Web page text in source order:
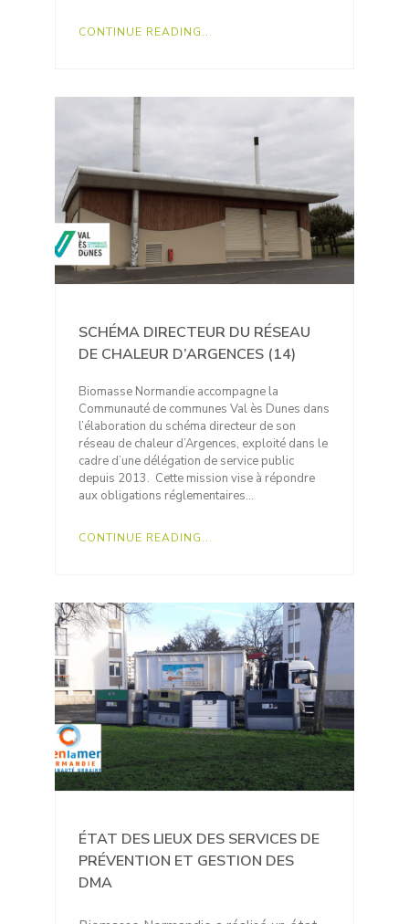
CONTINUE READING...
SCHÉMA DIRECTEUR DU RÉSEAU
DE CHALEUR D’ARGENCES (14)
Biomasse Normandie accompagne la
Communauté de communes Val ès Dunes dans
l’élaboration du schéma directeur de son
réseau de chaleur d’Argences, exploité dans le
cadre d’une délégation de service public
depuis 2013. Cette mission vise à répondre
aux obligations réglementaires…
CONTINUE READING...
ÉTAT DES LIEUX DES SERVICES DE
PRÉVENTION ET GESTION DES
DMA